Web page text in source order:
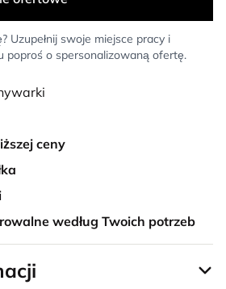
Uzupełnij swoje miejsce pracy i
poproś o spersonalizowaną ofertę.
ceny
według Twoich potrzeb